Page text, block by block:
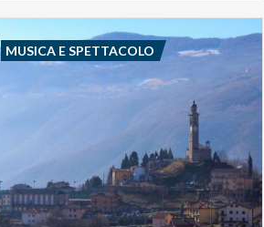
MUSICA E SPETTACOLO